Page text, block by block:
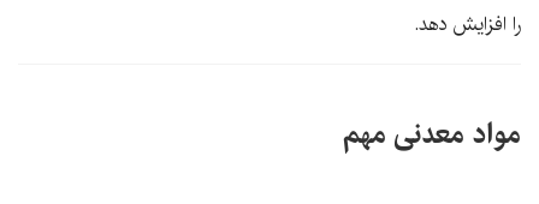
را افزایش دهد.
مواد معدنی مهم